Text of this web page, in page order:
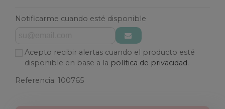
Notificarme cuando esté disponible
Acepto recibir alertas cuando el producto esté
disponible en base a la política de privacidad.
Referencia: 100765